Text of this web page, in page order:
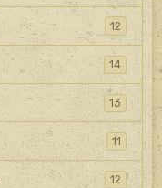
12
14
13
11
12